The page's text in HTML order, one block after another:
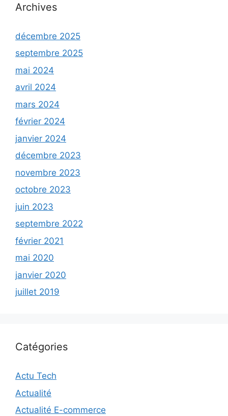
Archives
décembre 2025
septembre 2025
mai 2024
avril 2024
mars 2024
février 2024
janvier 2024
décembre 2023
novembre 2023
octobre 2023
juin 2023
septembre 2022
février 2021
mai 2020
janvier 2020
juillet 2019
Catégories
Actu Tech
Actualité
Actualité E-commerce